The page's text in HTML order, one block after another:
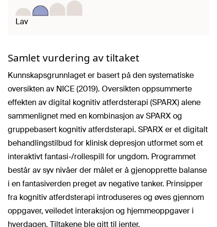
Lav
Samlet vurdering av tiltaket
Kunnskapsgrunnlaget er basert på den systematiske
oversikten av NICE (2019). Oversikten oppsummerte
effekten av digital kognitiv atferdsterapi (SPARX) alene
sammenlignet med en kombinasjon av SPARX og
gruppebasert kognitiv atferdsterapi. SPARX er et digitalt
behandlingstilbud for klinisk depresjon utformet som et
interaktivt fantasi-/rollespill for ungdom. Programmet
består av syv nivåer der målet er å gjenopprette balanse
i en fantasiverden preget av negative tanker. Prinsipper
fra kognitiv atferdsterapi introduseres og øves gjennom
oppgaver, veiledet interaksjon og hjemmeoppgaver i
hverdagen. Tiltakene ble gitt til jenter.